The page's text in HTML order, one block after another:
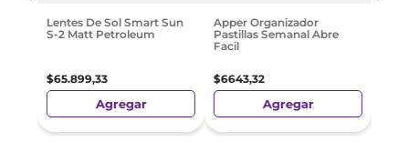
Lentes De Sol Smart Sun
S-2 Matt Petroleum
$65.899,33
Agregar
Apper Organizador
Pastillas Semanal Abre
Facil
$6643,32
Agregar